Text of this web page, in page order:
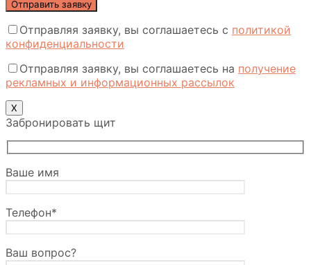
Отправляя заявку, вы соглашаетесь с политикой
конфиденциальности
Отправляя заявку, вы соглашаетесь на получение
рекламных и информационных рассылок
Х
Забронировать щит
Ваше имя
Телефон*
Ваш вопрос?